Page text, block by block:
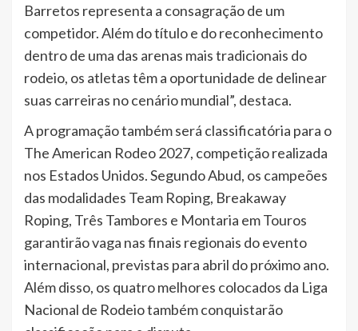
Barretos representa a consagração de um
competidor. Além do título e do reconhecimento
dentro de uma das arenas mais tradicionais do
rodeio, os atletas têm a oportunidade de delinear
suas carreiras no cenário mundial”, destaca.
A programação também será classificatória para o
The American Rodeo 2027, competição realizada
nos Estados Unidos. Segundo Abud, os campeões
das modalidades Team Roping, Breakaway
Roping, Três Tambores e Montaria em Touros
garantirão vaga nas finais regionais do evento
internacional, previstas para abril do próximo ano.
Além disso, os quatro melhores colocados da Liga
Nacional de Rodeio também conquistarão